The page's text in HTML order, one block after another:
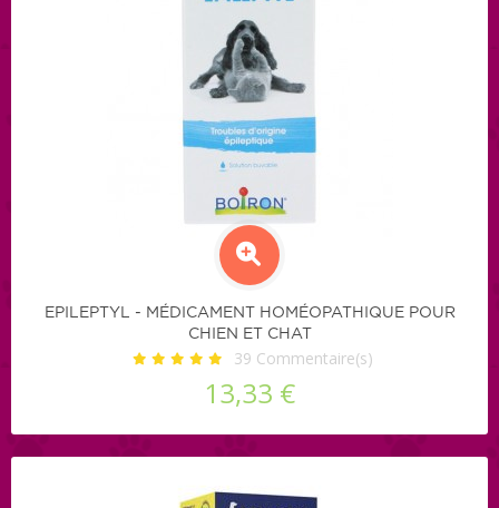
EPILEPTYL - MÉDICAMENT HOMÉOPATHIQUE POUR
CHIEN ET CHAT
39 Commentaire(s)
13,33 €